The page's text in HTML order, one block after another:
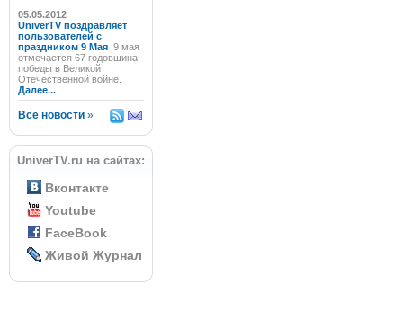
05.05.2012
UniverTV поздравляет
пользователей с
праздником 9 Мая 9 мая
отмечается 67 годовщина
победы в Великой
Отечественной войне.
Далее...
Все новости »
UniverTV.ru на сайтах:
Вконтакте
Youtube
FaceBook
Живой Журнал